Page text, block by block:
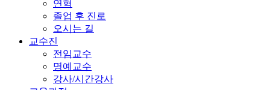
연혁
졸업 후 진로
오시는 길
교수진
전임교수
명예교수
강사/시간강사